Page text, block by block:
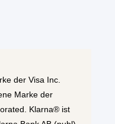
der Visa Inc.
Marke der
Klarna® ist